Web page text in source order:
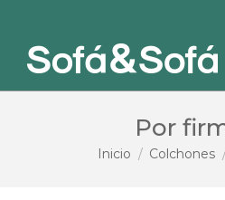
Por
Estás aquí:
Inicio Colchones